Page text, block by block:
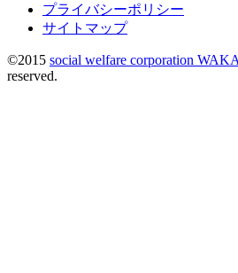
プライバシーポリシー
サイトマップ
©2015 social welfare corporation
reserved.